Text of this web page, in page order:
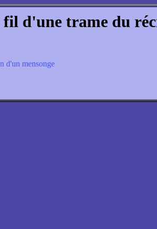
d'une trame du
d'un mensonge